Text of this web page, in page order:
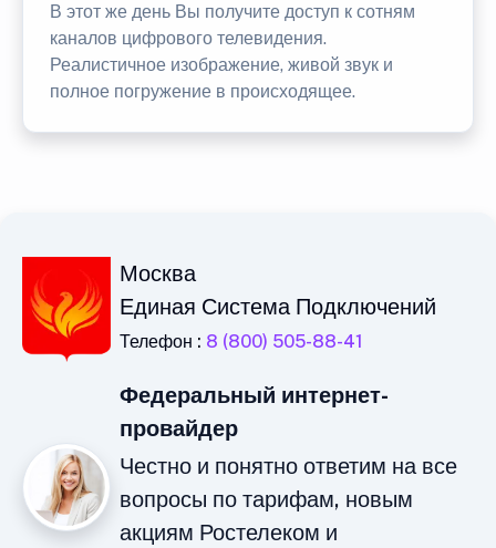
В этот же день Вы получите доступ к сотням
каналов цифрового телевидения.
Реалистичное изображение, живой звук и
полное погружение в происходящее.
Москва
Единая Система Подключений
Телефон : 8 (800) 505-88-41
Федеральный интернет-
провайдер
Честно и понятно ответим на все
вопросы по тарифам, новым
акциям Ростелеком и